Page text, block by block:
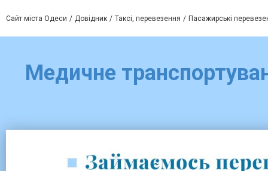
Сайт міста Одеси Довідник Таксі, перевезення Пасажирські
Медичне